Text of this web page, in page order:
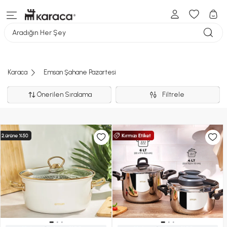
Aradığın Her Şey
Karaca Emsan Şahane Pazartesi
Önerilen Sıralama Filtrele